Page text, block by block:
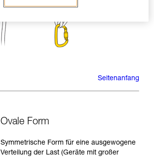
Seitenanfang
Ovale Form
Symmetrische Form für eine ausgewogene
Verteilung der Last (Geräte mit großer